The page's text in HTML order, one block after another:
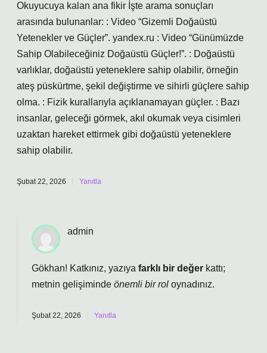
Okuyucuya kalan ana fikir İşte arama sonuçları
arasında bulunanlar: : Video “Gizemli Doğaüstü
Yetenekler ve Güçler”. yandex.ru : Video “Günümüzde
Sahip Olabileceğiniz Doğaüstü Güçler!”. : Doğaüstü
varlıklar, doğaüstü yeteneklere sahip olabilir, örneğin
ateş püskürtme, şekil değiştirme ve sihirli güçlere sahip
olma. : Fizik kurallarıyla açıklanamayan güçler. : Bazı
insanlar, geleceği görmek, akıl okumak veya cisimleri
uzaktan hareket ettirmek gibi doğaüstü yeteneklere
sahip olabilir.
Şubat 22, 2026 Yanıtla
admin
Gökhan! Katkınız, yazıya farklı bir değer kattı;
metnin gelişiminde önemli bir rol oynadınız.
Şubat 22, 2026 Yanıtla